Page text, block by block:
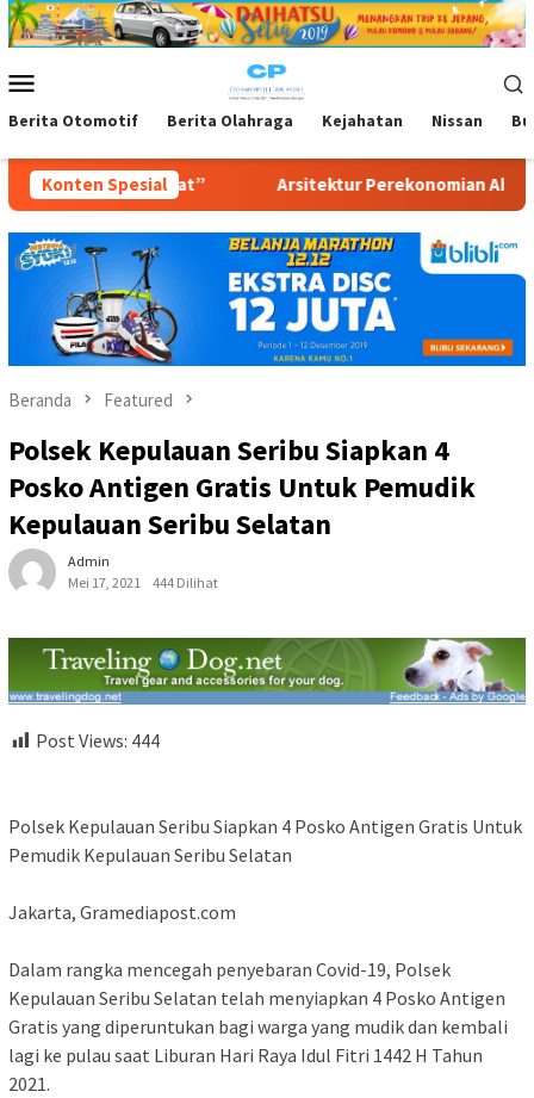
Loncat
ke
Mobile
Berita Otomotif Berita Olahraga Kejahatan Nissan
Konten Spesial
Arsitektur Perekonomian Abad ke-21, Maklumat
Beranda Featured
Polsek Kepulauan Seribu Siapkan 4
Posko Antigen Gratis Untuk Pemudik
Kepulauan Seribu Selatan
Admin
Mei 17, 2021
444 Dilihat
Post Views: 444
Polsek Kepulauan Seribu Siapkan 4 Posko Antigen Gratis Untuk
Pemudik Kepulauan Seribu Selatan
Jakarta, Gramediapost.com
Dalam rangka mencegah penyebaran Covid-19, Polsek
Kepulauan Seribu Selatan telah menyiapkan 4 Posko Antigen
Gratis yang diperuntukan bagi warga yang mudik dan kembali
lagi ke pulau saat Liburan Hari Raya Idul Fitri 1442 H Tahun
2021.